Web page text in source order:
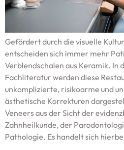
Gefördert durch die visuelle
entscheiden sich immer mehr
Verblendschalen aus Keramik. In
Fachliteratur werden diese
unkomplizierte, risikoarme und
ästhetische Korrekturen
Veneers aus der Sicht der
Zahnheilkunde, der
Pathologie. Es handelt sich